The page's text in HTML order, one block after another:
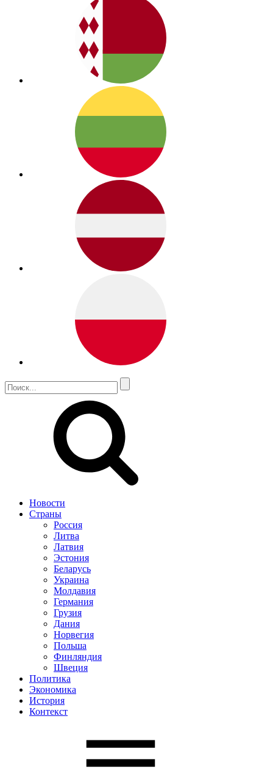
Новости
Страны
Россия
Литва
Латвия
Эстония
Беларусь
Украина
Молдавия
Германия
Грузия
Дания
Норвегия
Польша
Финляндия
Швеция
Политика
Экономика
История
Контекст